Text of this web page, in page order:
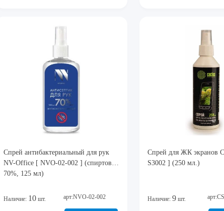
Спрей антибактериальный для рук
NV-Office [ NVO-02-002 ] (спиртовой
70%, 125 мл)
Наличие: 10 шт. арт:NVO-02-002
Спрей для ЖК экранов
S3002 ] (250 мл.)
Наличие: 9шт.